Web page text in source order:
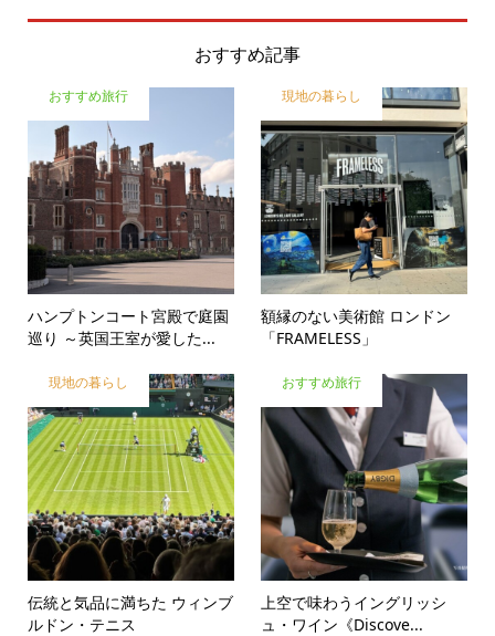
おすすめ記事
おすすめ旅行
ハンプトンコート宮殿で庭園
巡り ～英国王室が愛した...
現地の暮らし
額縁のない美術館 ロンドン
「FRAMELESS」
現地の暮らし
伝統と気品に満ちた ウィンブ
ルドン・テニス
おすすめ旅行
上空で味わうイングリッシ
ュ・ワイン《Discove...